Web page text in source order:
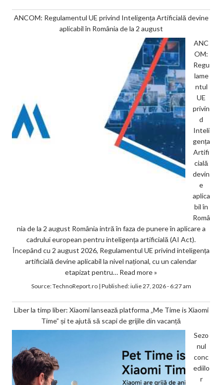
ANCOM: Regulamentul UE privind Inteligența Artificială devine
aplicabil în România de la 2 august
ANC
OM:
Regu
lame
ntul
UE
privin
d
Inteli
gența
Artifi
cială
devin
e
aplica
bil în
Româ
nia de la 2 august România intră în faza de punere în aplicare a
cadrului european pentru inteligența artificială (AI Act).
Începând cu 2 august 2026, Regulamentul UE privind inteligența
artificială devine aplicabil la nivel național, cu un calendar
etapizat pentru… Read more »
Source:TechnoReport.ro| Published:iulie 27, 2026 - 6:27 am
Liber la timp liber: Xiaomi lansează platforma „Me Time is Xiaomi
Time” și te ajută să scapi de grijile din vacanță
Sezo
nul
conc
ediilo
r